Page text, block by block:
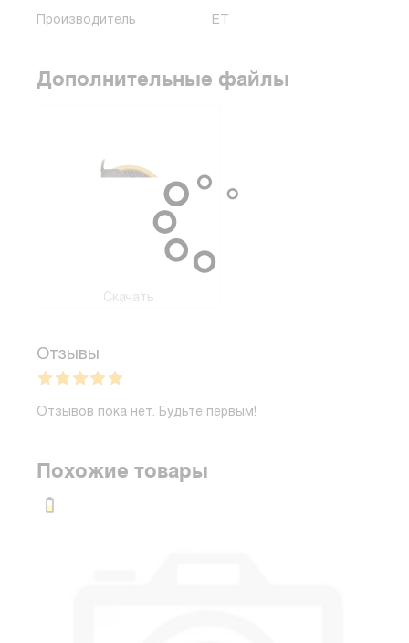
Производитель ET
Дополнительные файлы
Скачать
Отзывы
Отзывов пока нет. Будьте первым!
Похожие товары